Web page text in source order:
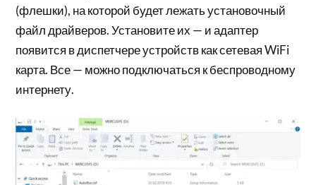
(флешки), на которой будет лежать установочный
файл драйверов. Установите их — и адаптер
появится в диспетчере устройств как сетевая WiFi
карта. Все — можно подключаться к беспроводному
интернету.